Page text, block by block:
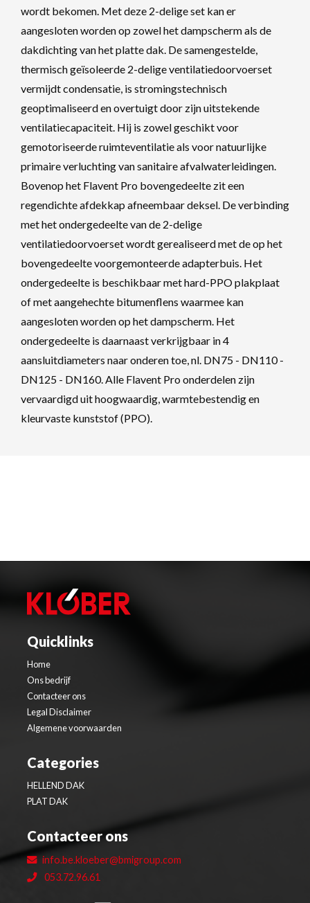
wordt bekomen. Met deze 2-delige set kan er
aangesloten worden op zowel het dampscherm als de
dakdichting van het platte dak. De samengestelde,
thermisch geïsoleerde 2-delige ventilatiedoorvoerset
vermijdt condensatie, is stromingstechnisch
geoptimaliseerd en overtuigt door zijn uitstekende
ventilatiecapaciteit. Hij is zowel geschikt voor
gemotoriseerde ruimteventilatie als voor natuurlijke
primaire verluchting van sanitaire afvalwaterleidingen.
Bovenop het Flavent Pro bovengedeelte zit een
regendichte afdekkap afneembaar deksel. De verbinding
met het ondergedeelte van de 2-delige
ventilatiedoorvoerset wordt gerealiseerd met de op het
bovengedeelte voorgemonteerde adapterbuis. Het
ondergedeelte is beschikbaar met hard-PPO plakplaat
of met aangehechte bitumenflens waarmee kan
aangesloten worden op het dampscherm. Het
ondergedeelte is daarnaast verkrijgbaar in 4
aansluitdiameters naar onderen toe, nl. DN75 - DN110 -
DN125 - DN160. Alle Flavent Pro onderdelen zijn
vervaardigd uit hoogwaardig, warmtebestendig en
kleurvaste kunststof (PPO).
Quicklinks
Home
Ons bedrijf
Contacteer ons
Legal Disclaimer
Algemene voorwaarden
Categories
HELLEND DAK
PLAT DAK
Contacteer ons
info.be.kloeber@bmigroup.com
053.72.96.61